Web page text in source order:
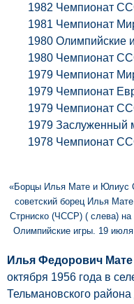
1982 Чемпионат
1981 Чемпионат
1980 Олимпийские
1980 Чемпионат
1979 Чемпионат
1979 Чемпионат
1979 Чемпионат
1979 Заслуженный
1978 Чемпионат
«Борцы Илья Мате и Юлиус
советский борец Илья
Стрниско (ЧССР) ( слева) на
Олимпийские игры. 19
Илья Федорович Мате
октября 1956 года в
Тельмановского